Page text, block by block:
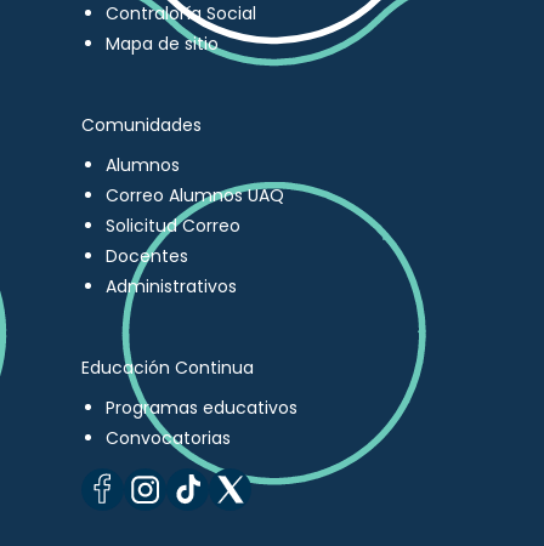
Contraloría Social
Mapa de sitio
Comunidades
Alumnos
Correo Alumnos UAQ
Solicitud Correo
Docentes
Administrativos
Educación Continua
Programas educativos
Convocatorias